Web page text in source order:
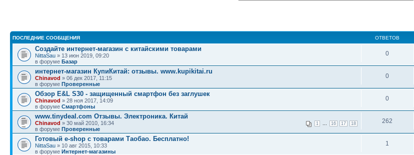
ПОСЛЕДНИЕ СООБЩЕНИЯ ОТВЕТОВ
Создайте интернет-магазин с китайскими товарами
NittaSau » 13 июн 2019, 09:20
в форуме Базар
0
интернет-магазин КупиКитай: отзывы. www.kupikitai.ru
Chinavod » 06 дек 2017, 11:15
в форуме Проверенные
0
Обзор E&L S30 - защищенный смартфон без заглушек
Chinavod » 28 ноя 2017, 14:09
в форуме Смартфоны
0
www.tinydeal.com Отзывы. Электроника. Китай
1 16 17 18
Chinavod » 30 май 2010, 16:34
в форуме Проверенные
262
Готовый e-shop с товарами Таобао. Бесплатно!
NittaSau » 10 авг 2015, 10:33
в форуме Интернет-магазины
1